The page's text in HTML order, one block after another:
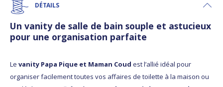
DÉTAILS
Un vanity de salle de bain souple et astucieux
pour une organisation parfaite
Le vanity Papa Pique et Maman Coud est l’allié idéal pour
organiser facilement toutes vos affaires de toilette à la maison ou